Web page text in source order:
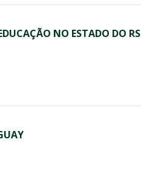
NO ESTADO DO RS